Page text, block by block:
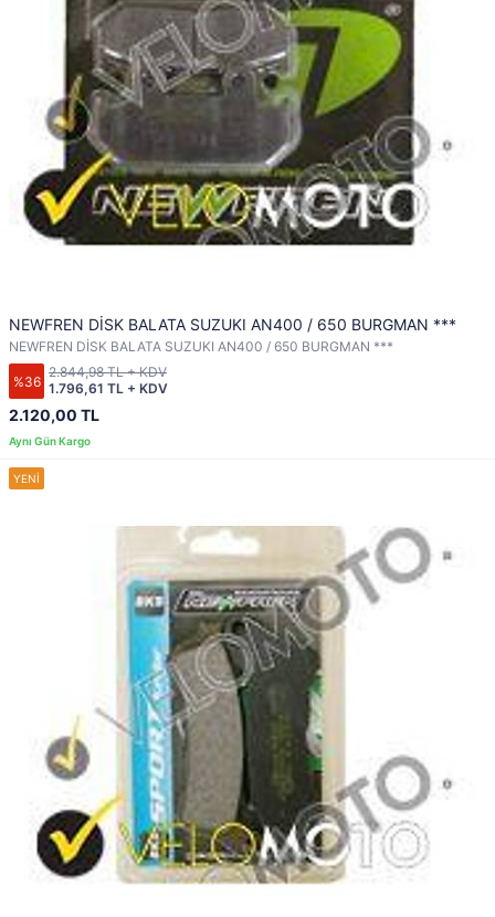
NEWFREN DİSK BALATA SUZUKI AN400 / 650 BURGMAN ***
NEWFREN DİSK BALATA SUZUKI AN400 / 650 BURGMAN ***
%36
2.120,00 TL
1.796,61 TL + KDV
2.844,98 TL + KDV